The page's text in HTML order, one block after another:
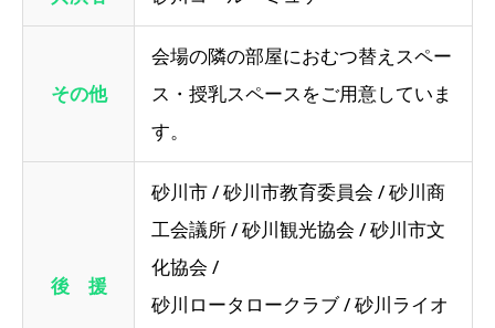
その他
会場の隣の部屋におむつ替えスペー
ス・授乳スペースをご用意していま
す。
後 援
砂川市 / 砂川市教育委員会 / 砂川商
工会議所 / 砂川観光協会 / 砂川市文
化協会 /
砂川ロータロークラブ / 砂川ライオ